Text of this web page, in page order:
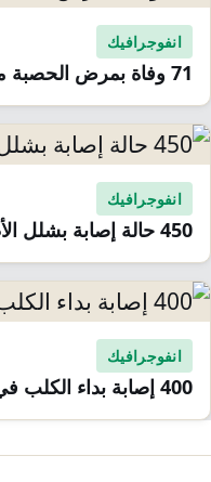
انفوجرافيك
71 وفاة بمرض الحصبة منذ مطلع العام
انفوجرافيك
450 حالة إصابة بشلل الأطفال خلال 3 أعوام
انفوجرافيك
400 إصابة بداء الكلب في تعز منذ بداية 2026